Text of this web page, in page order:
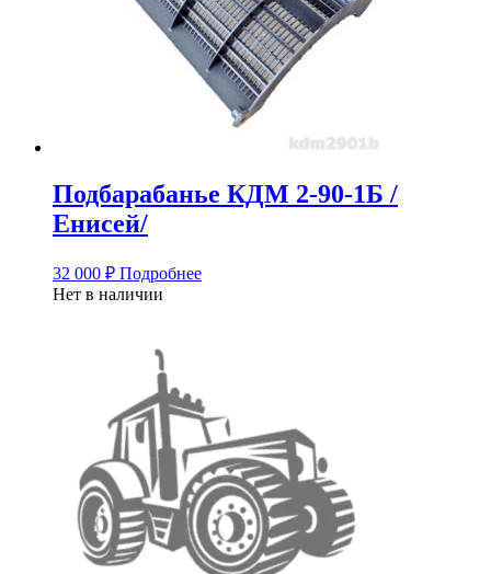
Подбарабанье КДМ 2-90-1Б /
Енисей/
32 000 ₽ Подробнее
Нет в наличии